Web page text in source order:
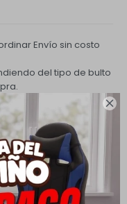

Envío sin costo
del tipo de bulto
en compras
plazo de 5 días para